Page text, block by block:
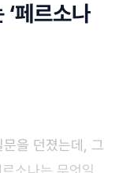
페르소나
을 던졌는데, 그